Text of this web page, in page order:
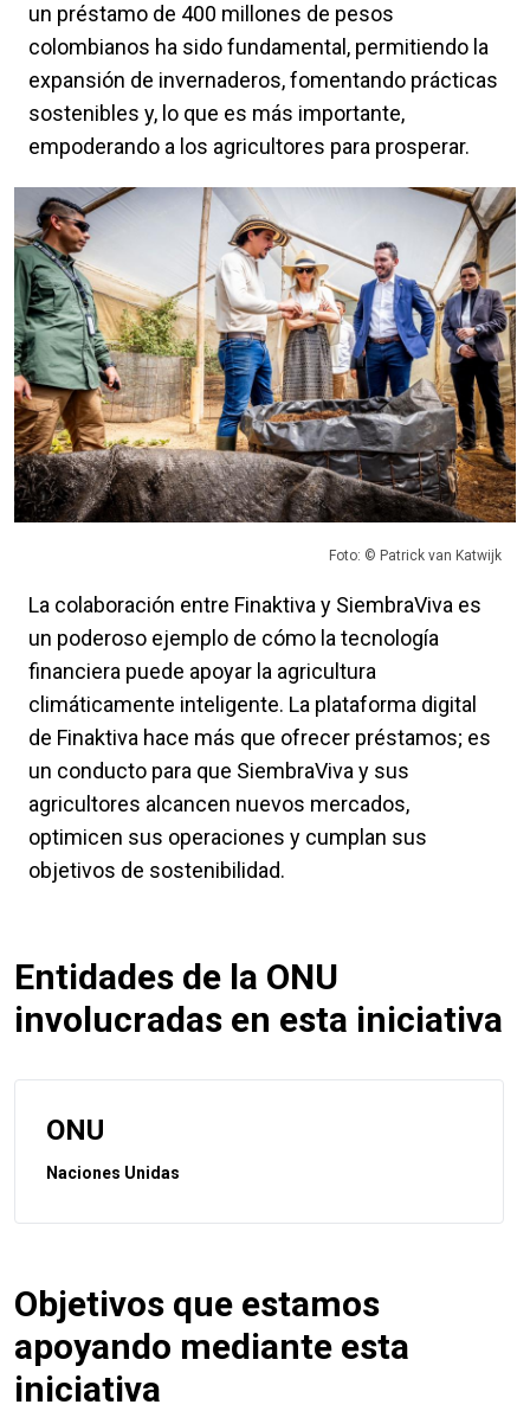
un préstamo de 400 millones de pesos
colombianos ha sido fundamental, permitiendo la
expansión de invernaderos, fomentando prácticas
sostenibles y, lo que es más importante,
empoderando a los agricultores para prosperar.
Foto: © Patrick van Katwijk
La colaboración entre Finaktiva y SiembraViva es
un poderoso ejemplo de cómo la tecnología
financiera puede apoyar la agricultura
climáticamente inteligente. La plataforma digital
de Finaktiva hace más que ofrecer préstamos; es
un conducto para que SiembraViva y sus
agricultores alcancen nuevos mercados,
optimicen sus operaciones y cumplan sus
objetivos de sostenibilidad.
Entidades de la ONU
involucradas en esta iniciativa
ONU
Naciones Unidas
Objetivos que estamos
apoyando mediante esta
iniciativa